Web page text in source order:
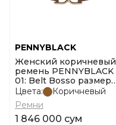
PENNYBLACK
Женский коричневый
ремень PENNYBLACK
01: Belt Bosso размер
uni
Цвета:
Коричневый
Ремни
1 846 000 сум